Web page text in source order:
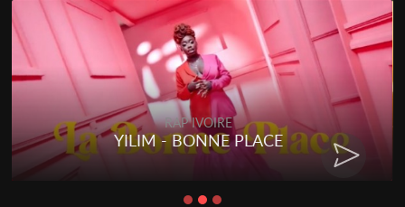
RAP IVOIRE
YILIM - BONNE PLACE